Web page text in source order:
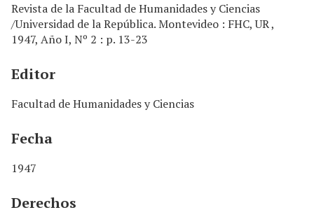
Revista de la Facultad de Humanidades y Ciencias
/Universidad de la República. Montevideo : FHC, UR ,
1947, Año I, Nº 2 : p. 13-23
Editor
Facultad de Humanidades y Ciencias
Fecha
1947
Derechos